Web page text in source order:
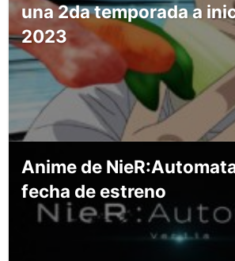
una 2da temporada a
2023
Anime de
fecha de estreno